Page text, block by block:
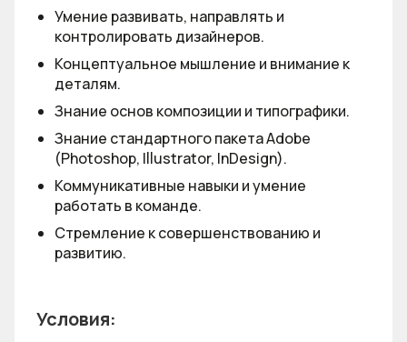
Умение развивать, направлять и
контролировать дизайнеров.
Концептуальное мышление и внимание к
деталям.
Знание основ композиции и типографики.
Знание стандартного пакета Adobe
(Photoshop, Illustrator, InDesign).
Коммуникативные навыки и умение
работать в команде.
Стремление к совершенствованию и
развитию.
Условия: